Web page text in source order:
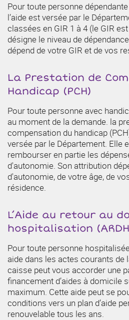
Pour toute personne
l’aide est versée par le
classées en GIR 1 à 4 (le GIR
désigne le niveau de
dépend de votre GIR et de vos
La Prestation de
Handicap (PCH)
Pour toute personne avec
au moment de la demande. la
compensation du handicap
versée par le Département. Elle
rembourser en partie les
d'autonomie. Son attribution
d'autonomie, de votre âge, de
résidence.
L’Aide au retour au
hospitalisation (ARDH
Pour toute personne
aide dans les actes courants de
caisse peut vous accorder une
financement d’aides à domicile
maximum. Cette aide peut se
conditions vers un plan d’aide
renouvelable tous les ans.